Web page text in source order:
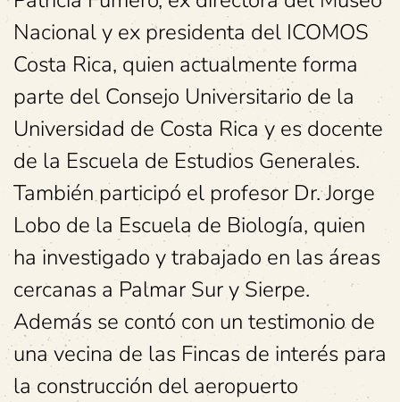
Nacional y ex presidenta del ICOMOS
Costa Rica, quien actualmente forma
parte del Consejo Universitario de la
Universidad de Costa Rica y es docente
de la Escuela de Estudios Generales.
También participó el profesor Dr. Jorge
Lobo de la Escuela de Biología, quien
ha investigado y trabajado en las áreas
cercanas a Palmar Sur y Sierpe.
Además se contó con un testimonio de
una vecina de las Fincas de interés para
la construcción del aeropuerto